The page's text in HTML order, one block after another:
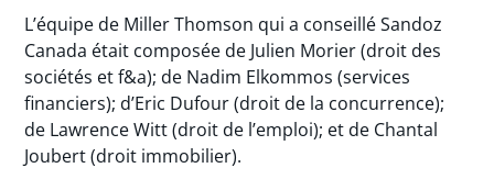
L’équipe de Miller Thomson qui a conseillé Sandoz
Canada était composée de Julien Morier (droit des
sociétés et f&a); de Nadim Elkommos (services
financiers); d’Eric Dufour (droit de la concurrence);
de Lawrence Witt (droit de l’emploi); et de Chantal
Joubert (droit immobilier).